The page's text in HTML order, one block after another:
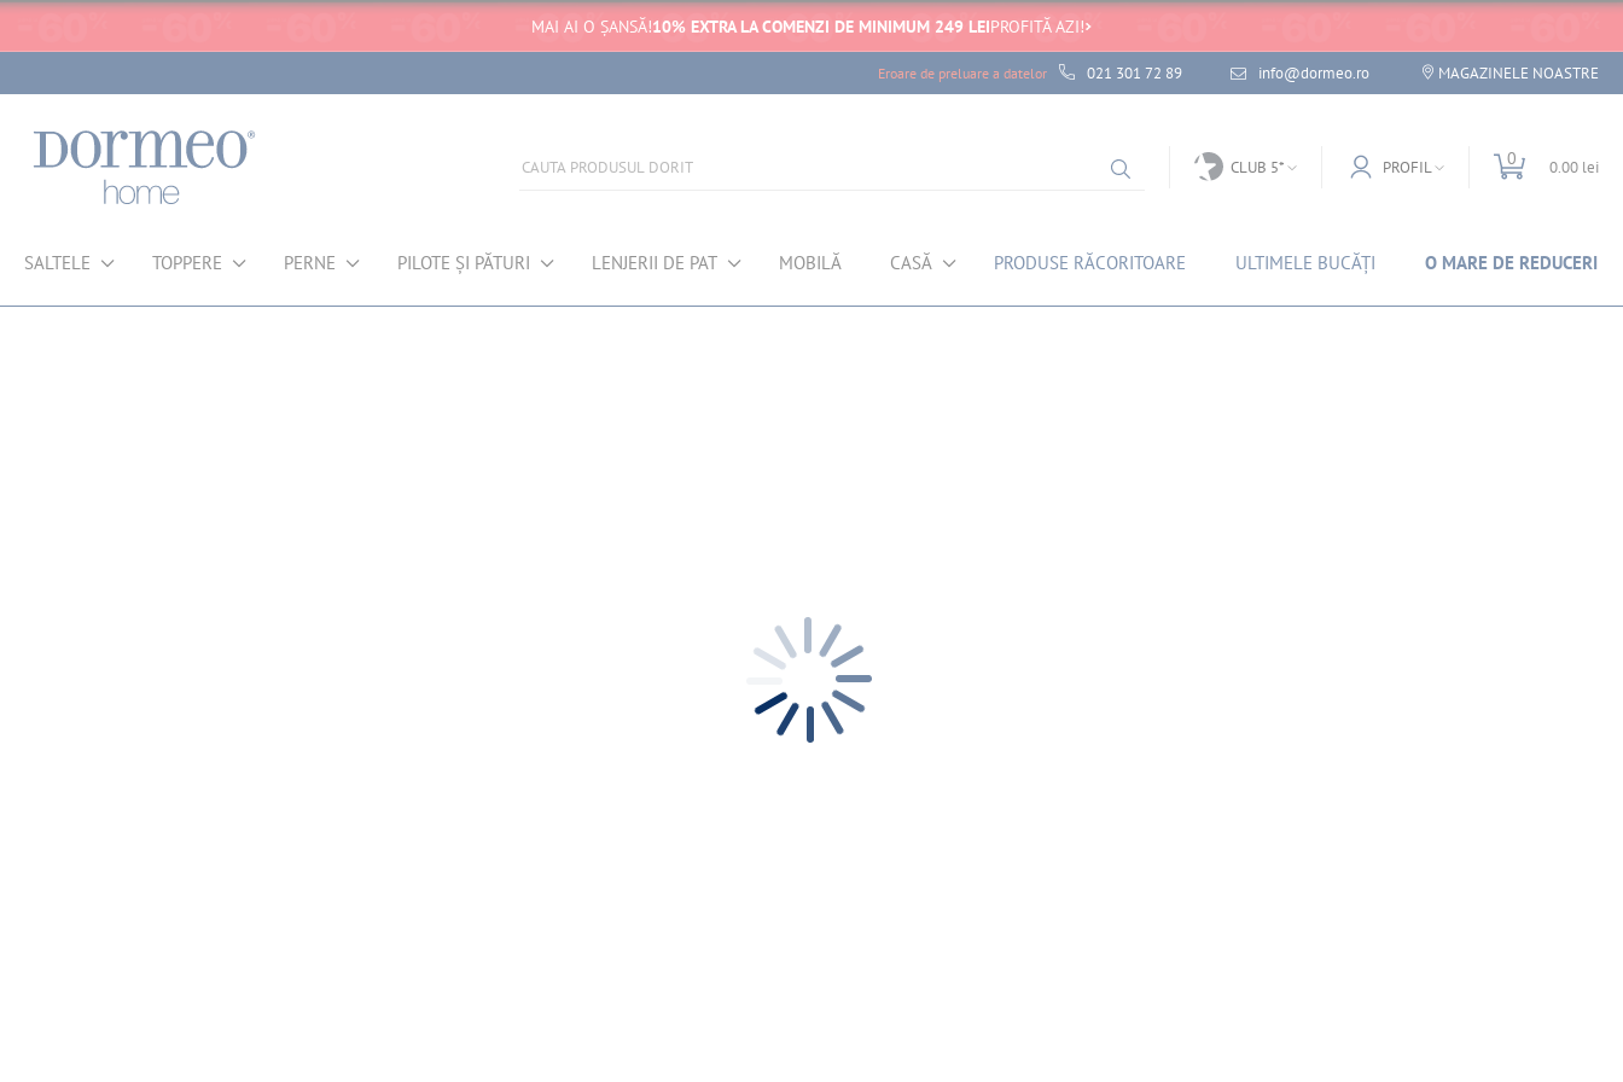
MAI AI O ȘANSĂ!10% EXTRA LA COMENZI DE MINIMUM 249 LEIPROFITĂ AZI!
Eroare de preluare a datelor 021 301 72 89 info@dormeo.ro MAGAZINELE NOASTRE
CLUB 5* PROFIL 0 0.00 lei
SALTELE TOPPERE PERNE PILOTE ȘI PĂTURI LENJERII DE PAT MOBILĂ CASĂ PRODUSE RĂCORITOARE ULTIMELE BUCĂȚI O MARE DE REDUCERI